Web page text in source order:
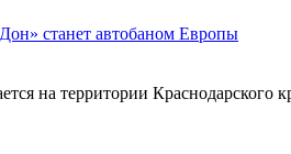
станет автобаном Европы
на территории Краснодарского